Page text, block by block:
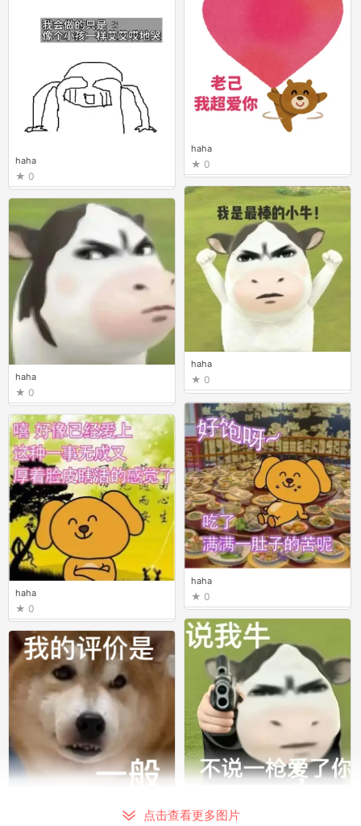
点击查看更多图片
haha
0
haha
0
haha
0
haha
0
0
haha
0
haha
0